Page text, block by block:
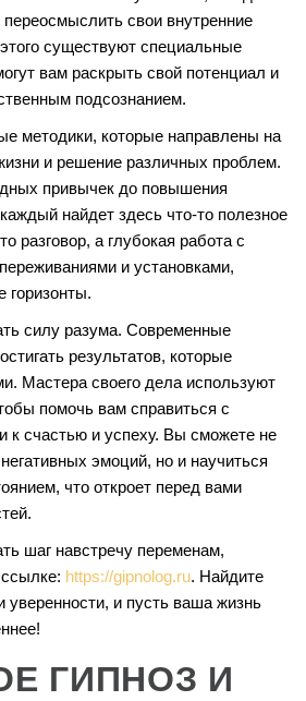
свои внутренние
существуют специальные
вам раскрыть свой потенциал и
подсознанием.
методики, которые направлены на
и решение различных проблем.
привычек до повышения
найдет здесь что-то полезное
разговор, а глубокая работа с
и установками,
горизонты.
силу разума. Современные
результатов, которые
Мастера своего дела используют
помочь вам справиться с
к счастью и успеху. Вы сможете не
эмоций, но и научиться
что откроет перед вами
шаг навстречу переменам,
https://gipnolog.ru. Найдите
уверенности, и пусть ваша жизнь
ГИПНОЗ И